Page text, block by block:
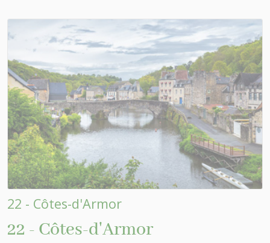
22 - Côtes-d'Armor
22 - Côtes-d'Armor